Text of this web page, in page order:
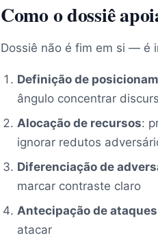
Como o dossiê
Dossiê não é fim em si — é
Definição de
ângulo concentrar
Alocação de recursos:
ignorar redutos
Diferenciação de
marcar contraste claro
Antecipação de ataques
atacar